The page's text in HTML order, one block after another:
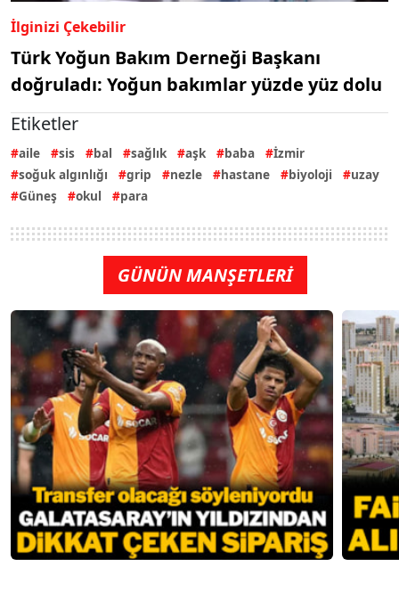
İlginizi Çekebilir
Türk Yoğun Bakım Derneği Başkanı
doğruladı: Yoğun bakımlar yüzde yüz dolu
Etiketler
aile sis bal sağlık aşk baba
İzmir
soğuk algınlığı
grip nezle hastane biyoloji
uzay
Güneş
okul para
GÜNÜN MANŞETLERİ